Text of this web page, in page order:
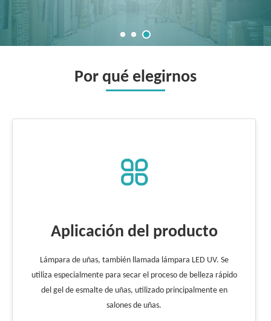
Por qué elegirnos
Aplicación del producto
Lámpara de uñas, también llamada lámpara LED UV. Se
utiliza especialmente para secar el proceso de belleza rápido
del gel de esmalte de uñas, utilizado principalmente en
salones de uñas.